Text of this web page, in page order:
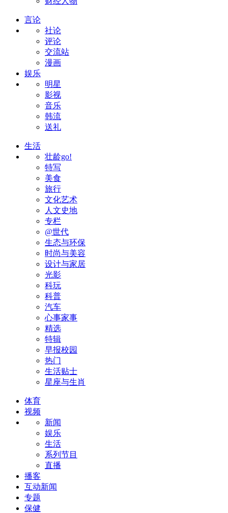
言论
社论
评论
交流站
漫画
娱乐
明星
影视
音乐
韩流
送礼
生活
壮龄go!
特写
美食
旅行
文化艺术
人文史地
专栏
@世代
生态与环保
时尚与美容
设计与家居
光影
科玩
科普
汽车
心事家事
精选
特辑
早报校园
热门
生活贴士
星座与生肖
体育
视频
新闻
娱乐
生活
系列节目
直播
播客
互动新闻
专题
保健